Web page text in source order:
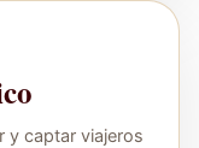
y captar viajeros